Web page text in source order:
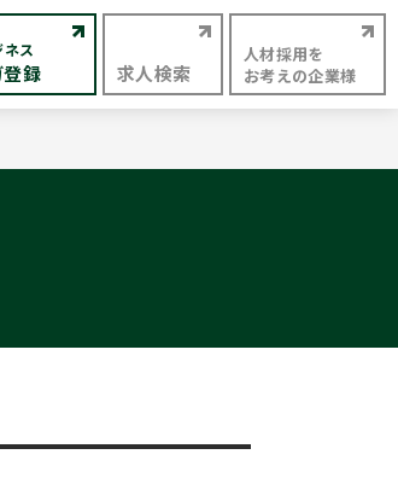
ス
録 求人検索
人材採用を
お考えの企業様